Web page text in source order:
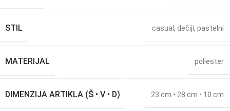
STIL casual , dečiji, pastelni
MATERIJAL poliester
DIMENZIJA ARTIKLA (Š • V • D) 23 cm • 28 cm • 10 cm